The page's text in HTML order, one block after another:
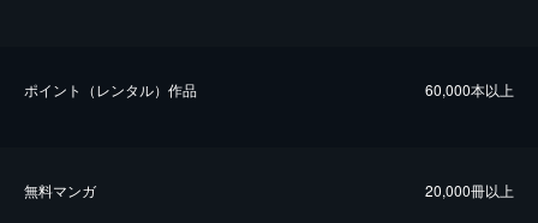
ポイント（レンタル）作品 60,000本以上
無料マンガ 20,000冊以上